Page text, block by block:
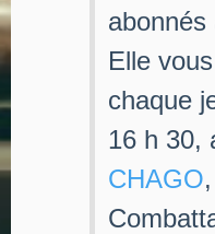
abonnés
Elle
chaque
16 h 30,
CHAGO